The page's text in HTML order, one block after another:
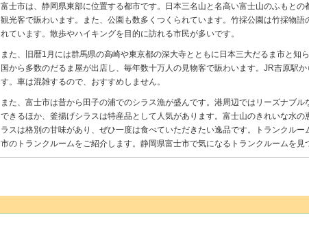
富士市は、静岡県東部に位置する都市です。日本三名山と名高い富士山のふもと
観光客で賑わいます。また、公園も数多くつくられています。竹採公園は竹採物語
れています。散歩やハイキングを目的に訪れる市民が多いです。
また、旧暦1月には群馬県の高崎や東京都の深大寺とともに日本三大だるま市と知
国から多数のだるま屋が出店し、毎年数十万人の見物客で賑わいます。JR吉原駅
す。車は混雑するので、おすすめしません。
また、富士市は昔から田子の浦でのシラス漁が盛んです。港周辺ではリーズナブ
できるほか、釜揚げシラスは特産品として人気があります。富士山のきれいな水
ラスは格別の甘味があり、ぜひ一度は食べていただきたい逸品です。トランクル
市のトランクルームをご紹介します。静岡県富士市で気になるトランクルームを見